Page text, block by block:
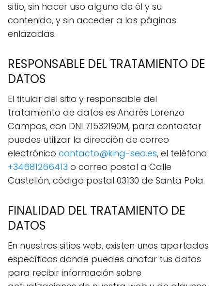
sitio, sin hacer uso alguno de él y su
contenido, y sin acceder a las páginas
enlazadas.
RESPONSABLE DEL TRATAMIENTO DE
DATOS
El titular del sitio y responsable del
tratamiento de datos es Andrés Lorenzo
Campos, con DNI 71532190M, para contactar
puedes utilizar la dirección de correo
electrónico contacto@king-seo.es, el teléfono
+34681266413 o correo postal a Calle
Castellón, código postal 03130 de Santa Pola.
FINALIDAD DEL TRATAMIENTO DE
DATOS
En nuestros sitios web, existen unos apartados
específicos donde puedes anotar tus datos
para recibir información sobre